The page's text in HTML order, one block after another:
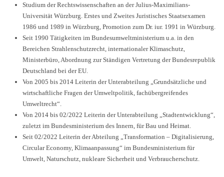
Studium der Rechtswissenschaften an der Julius-Maximilians-
Universität Würzburg. Erstes und Zweites Juristisches Staatsexamen
1986 und 1989 in Würzburg, Promotion zum Dr. iur. 1991 in Würzburg.
Seit 1990 Tätigkeiten im Bundesumweltministerium u.a. in den
Bereichen Strahlenschutzrecht, internationaler Klimaschutz,
Ministerbüro, Abordnung zur Ständigen Vertretung der Bundesrepublik
Deutschland bei der EU.
Von 2005 bis 2014 Leiterin der Unterabteilung „Grundsätzliche und
wirtschaftliche Fragen der Umweltpolitik, fachübergreifendes
Umweltrecht“.
Von 2014 bis 02/2022 Leiterin der Unterabteilung „Stadtentwicklung“,
zuletzt im Bundesministerium des Innern, für Bau und Heimat.
Seit 02/2022 Leiterin der Abteilung „Transformation – Digitalisierung,
Circular Economy, Klimaanpassung“ im Bundesministerium für
Umwelt, Naturschutz, nukleare Sicherheit und Verbraucherschutz.